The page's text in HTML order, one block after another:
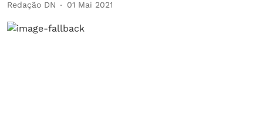
Redação DN 01 Mai 2021